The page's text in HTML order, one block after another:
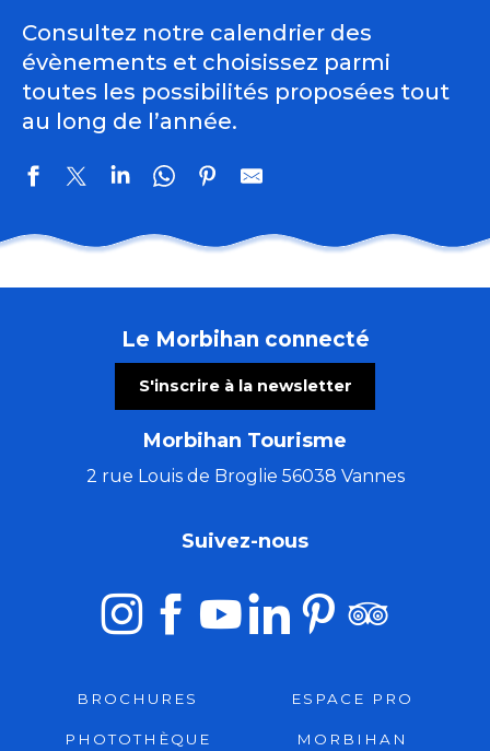
Consultez notre calendrier des
évènements et choisissez parmi
toutes les possibilités proposées tout
au long de l’année.
Fête de l'agriculture et de l'ostréiculture
Art Péros – Dark Swallows
La nuit dans les landes
Repas Moules Frites - aout
Les tremplins de Guémené
Jeudis de l'été : Concert duo Tue-têt - reprises
Le Morbihan connecté
S'inscrire à la newsletter
Morbihan Tourisme
2 rue Louis de Broglie 56038 Vannes
Suivez-nous
BROCHURES ESPACE PRO
PHOTOTHÈQUE
MORBIHAN